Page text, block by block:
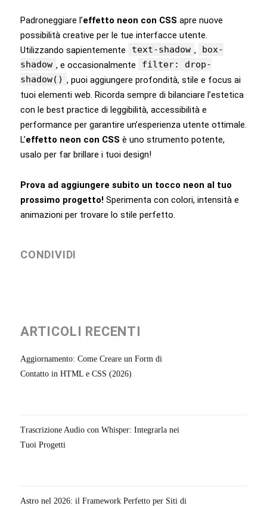
Padroneggiare l’effetto neon con CSS apre nuove
possibilità creative per le tue interfacce utente.
Utilizzando sapientemente
text-shadow ,
box-
shadow , e occasionalmente
filter: drop-
shadow() , puoi aggiungere profondità, stile e focus ai
tuoi elementi web. Ricorda sempre di bilanciare l’estetica
con le best practice di leggibilità, accessibilità e
performance per garantire un’esperienza utente ottimale.
L’effetto neon con CSS è uno strumento potente,
usalo per far brillare i tuoi design!
Prova ad aggiungere subito un tocco neon al tuo
prossimo progetto! Sperimenta con colori, intensità e
animazioni per trovare lo stile perfetto.
CONDIVIDI
ARTICOLI RECENTI
Aggiornamento: Come Creare un Form di
Contatto in HTML e CSS (2026)
Trascrizione Audio con Whisper: Integrarla nei
Tuoi Progetti
Astro nel 2026: il Framework Perfetto per Siti di